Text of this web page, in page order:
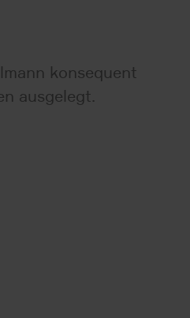
konsequent
ausgelegt.